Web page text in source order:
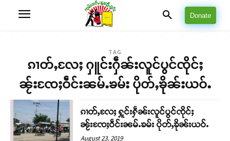
Donate
TAG
ၵၢတ်ႇလႄႈ ႁူင်းႁဵၼ်းလူင်ပွင်ၸိုင်ႈ
ၼႂ်းၸႄႈဝဵင်းၼမ်ႉၶမ်း ပိုတ်ႇၶိုၼ်းယဝ်ႉ
ၵၢတ်ႇလႄႈ ႁူင်းႁဵၼ်းလူင်ပွင်ၸိုင်ႈ
ၼႂ်းၸႄႈဝဵင်းၼမ်ႉၶမ်း ပိုတ်ႇၶိုၼ်းယဝ်ႉ
August 23, 2019